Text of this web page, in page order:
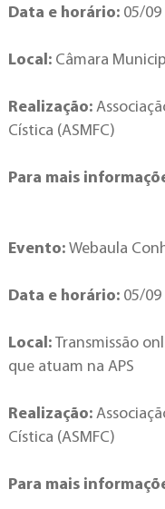
Data e horário: 05/
Local: Câmara
Realização:
Cística (ASMFC)
Para mais
Evento: Webaula
Data e horário: 05/
Local: Transmissão
que atuam na APS
Realização:
Cística (ASMFC)
Para mais